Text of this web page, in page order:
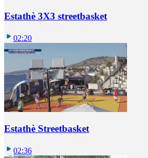
Estathè 3X3 streetbasket
02:20
Estathè Streetbasket
02:36